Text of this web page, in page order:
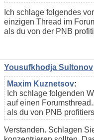
Ich schlage folgendes
einzigen Thread im
als du von der PNB
Yousufkhodja Sultonov
Maxim Kuznetsov:
Ich schlage folgenden
auf einen
als du von PNB
Verstanden. Schlagen